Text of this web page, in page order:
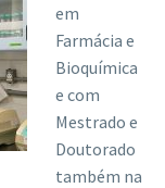
em
Farmácia e
Bioquímica
e com
Mestrado e
Doutorado
também na